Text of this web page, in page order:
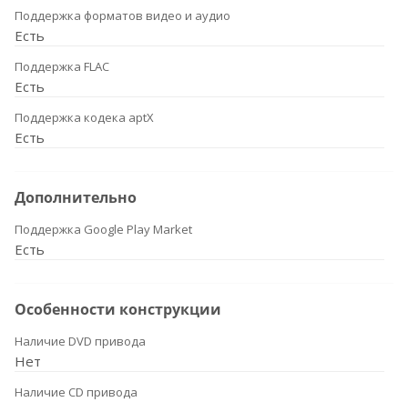
Поддержка форматов видео и аудио
Есть
Поддержка FLAC
Есть
Поддержка кодека aptX
Есть
Дополнительно
Поддержка Google Play Market
Есть
Особенности конструкции
Наличие DVD привода
Нет
Наличие CD привода